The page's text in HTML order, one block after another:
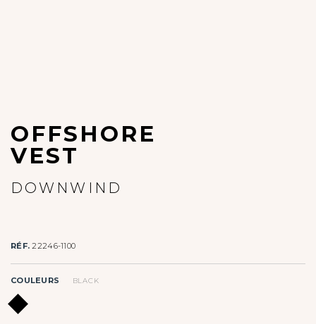
OFFSHORE
VEST
DOWNWIND
RÉF. 22246-1100
COULEURS BLACK